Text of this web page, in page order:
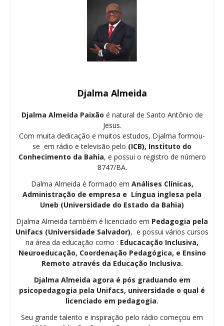
Djalma Almeida
Djalma Almeida Paixão é natural de Santo Antônio de
Jesus.
Com muita dedicação e muitos estudos, Djalma formou-
se em rádio e televisão pelo (ICB), Instituto do
Conhecimento da Bahia, e possui o registro de número
8747/BA.
Dalma Almeida é formado em Análises Clínicas,
Administração de empresa e Língua inglesa pela
Uneb (Universidade do Estado da Bahia)
Djalma Almeida também é licenciado em Pedagogia pela
Unifacs (Universidade Salvador), e possui vários cursos
na área da educação como : Educacação Inclusiva,
Neuroeducação, Coordenação Pedagógica, e Ensino
Remoto através da Educação Inclusiva.
Djalma Almeida agora é pós graduando em
psicopedagogia pela Unifacs, universidade o qual é
licenciado em pedagogia.
Seu grande talento e inspiração pelo rádio começou em